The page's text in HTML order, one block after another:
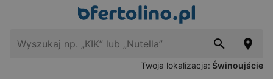
Twoja lokalizacja: Świnoujście